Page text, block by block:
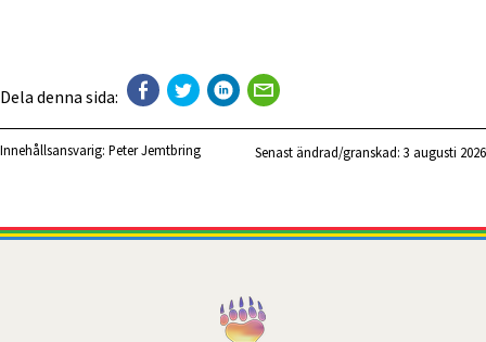
Dela denna sida:
Innehållsansvarig: Peter Jemtbring Senast ändrad/granskad: 3 augusti 2026